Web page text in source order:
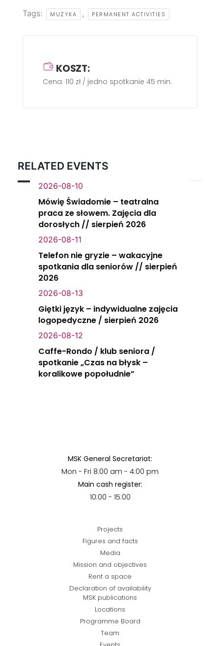
Tags: MUZYKA , PERMANENT ACTIVITIES
KOSZT:
Cena: 110 zł / jedno spotkanie 45 min.
RELATED EVENTS
2026-08-10
Mówię Świadomie – teatralna
praca ze słowem. Zajęcia dla
dorosłych // sierpień 2026
2026-08-11
Telefon nie gryzie – wakacyjne
spotkania dla seniorów // sierpień
2026
2026-08-13
Giętki język – indywidualne zajęcia
logopedyczne / sierpień 2026
2026-08-12
Caffe-Rondo / klub seniora /
spotkanie „Czas na błysk –
koralikowe popołudnie”
MSK General Secretariat:
Mon - Fri 8:00 am - 4:00 pm
Main cash register:
10:00 - 15:00
Projects
Figures and facts
Media
Mission and objectives
Rent a space
Declaration of availability
MSK publications
Locations
Programme Board
Team